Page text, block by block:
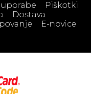
Piškotki
Dostava
E-novice